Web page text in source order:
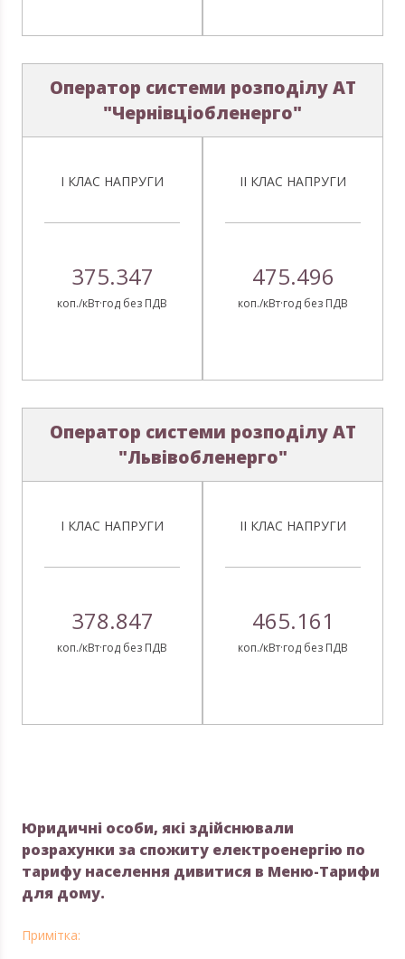
Оператор системи розподілу АТ
"Чернівціобленерго"
І КЛАС НАПРУГИ
375.347
коп./кВт·год без ПДВ
ІІ КЛАС НАПРУГИ
475.496
коп./кВт·год без ПДВ
Оператор системи розподілу АТ
"Львівобленерго"
І КЛАС НАПРУГИ
378.847
коп./кВт·год без ПДВ
ІІ КЛАС НАПРУГИ
465.161
коп./кВт·год без ПДВ
Юридичні особи, які здійснювали
розрахунки за спожиту електроенергію по
тарифу населення дивитися в Меню-Тарифи
для дому.